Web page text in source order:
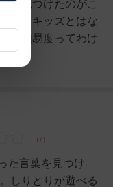
に見つけたのがこ
』。キッズとはな
低難易度ってわけ
た言葉を見つけ
しりとりが遊べる